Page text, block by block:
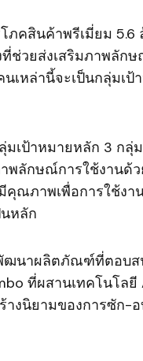
ภคสินค้าพรีเมี่ยม
ช่วยส่งเสริมภาพลัก
หล่านี้จะเป็นกลุ่มเป้
เป้าหมายหลัก 3 กลุ่
พลักษณ์การใช้งานด้
คุณภาพเพื่อการใช้ง
หลัก
ฒนาผลิตภัณฑ์ที่ตอบส
ที่ผสานเทคโนโล
งนิยามของการซัก-